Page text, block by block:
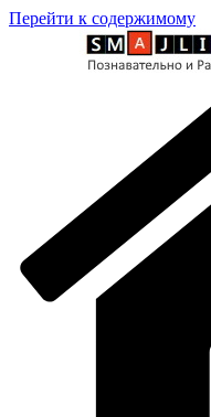
Перейти к содержимому